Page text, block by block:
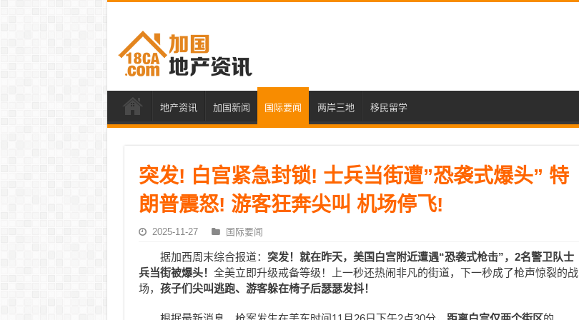
地产资讯 加国新闻 国际要闻 两岸三地 移民留学
突发! 白宫紧急封锁! 士兵当街遭”恐袭式爆头” 特
朗普震怒! 游客狂奔尖叫 机场停飞!
2025-11-27 国际要闻
据加西周末综合报道： 突发！就在昨天， 美国白宫附近遭遇“恐袭式枪击”，2名警卫队士
兵当街被爆头！ 全美立即升级戒备等级！上一秒还热闹非凡的街道，下一秒成了枪声惊裂的战
场， 孩子们尖叫逃跑、游客躲在椅子后瑟瑟发抖！